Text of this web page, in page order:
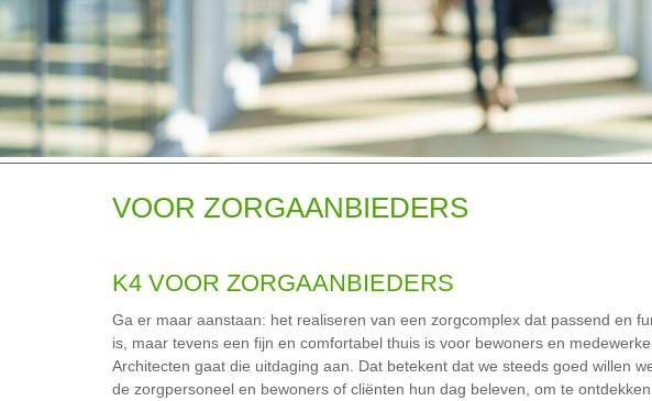
VOOR ZORGAANBIEDERS
K4 VOOR ZORGAANBIEDERS
Ga er maar aanstaan: het realiseren van een zorgcomplex dat passend en
is, maar tevens een fijn en comfortabel thuis is voor bewoners en
Architecten gaat die uitdaging aan. Dat betekent dat we steeds goed willen
de zorgpersoneel en bewoners of cliënten hun dag beleven, om te